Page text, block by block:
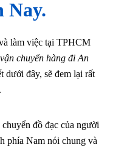
Nay.
làm việc tại TPHCM
chuyển hàng đi An
dưới đây, sẽ đem lại rất
đồ đạc của người
phía Nam nói chung và